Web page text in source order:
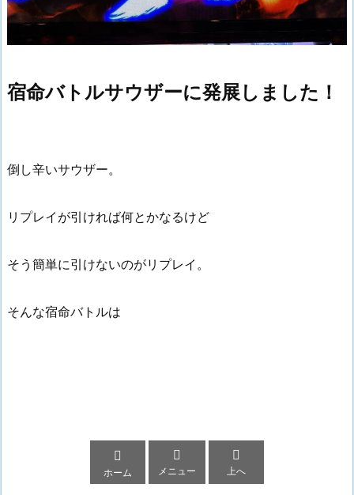
宿命バトルサウザーに発展しました！
倒し辛いサウザー。
リプレイが引ければ何とかなるけど
そう簡単に引けないのがリプレイ。
そんな宿命バトルは

ホーム

メニュー

上へ